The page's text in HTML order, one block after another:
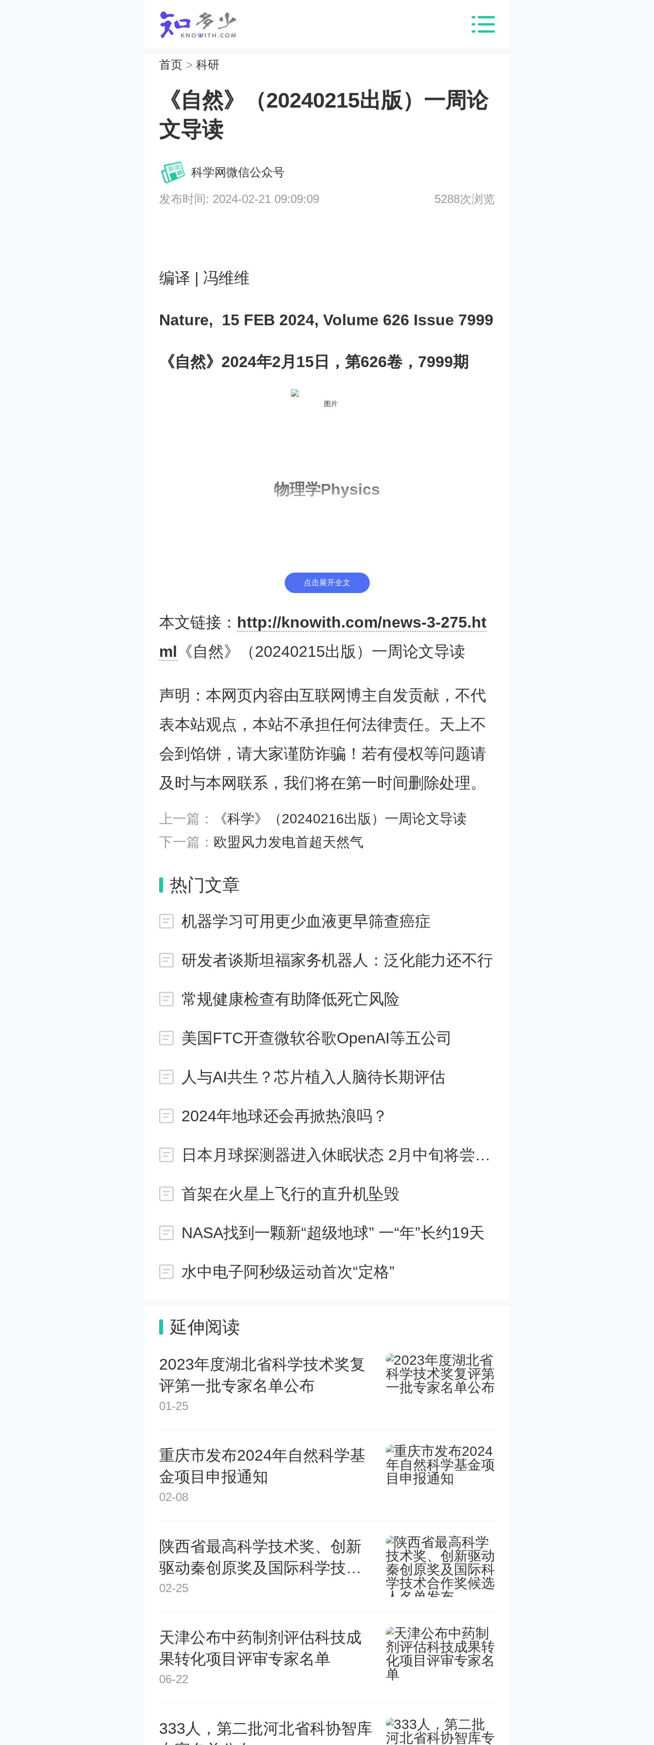
首页 > 科研
《自然》（20240215出版）一周论
文导读
科学网微信公众号
发布时间: 2024-02-21 09:09:09 5288次浏览
编译 | 冯维维
Nature, 15 FEB 2024, Volume 626 Issue 7999
《自然》2024年2月15日，第626卷，7999期
物理学Physics
▲ 作者：Chin-Ping Hu, Takuto Narita, Teruaki E
thew G. Baring, Wynn C. G. Ho, Sebastien Guill
ot, Paul S. Ray, Tolga Güver, Kaustubh Rajwad
e, Zaven Arzoumanian, Chryssa Kouveliotou, Ali
ce K. Harding & Keith C. Gendreau
▲ 链接：
https://www.nature.com/articles/s41586-023-07
磁星是具有极高磁场（约1014高斯）的中子星，
发、长期持续的通量增强和可变的旋转周期导
数。2020年，科学家从银河磁星SGR 1935+215
4探测到快速射电暴（FRB），类似于宇宙学毫秒
星之间长期存在的关联。
然而，快速射电暴在磁星中产生的机制仍不清
楚。研究者报告了在大约9小时的时间间隔内对S
GR 1935+2154的两个小故障的X射线观测，其中
每一个小故障都涉及到磁星自旋频率的显著增
加，这是迄今为止观测到的中子星旋转中最大的
突变之一。在这些小故障之间，磁星表现出一个
和爆发速率的增加和随后的下降。研究者假设，
强烈而短暂的磁层风提供了迅速减缓恒星旋转的
第一个小故障的触发因素将恒星的地壳与它的磁
层结合在一起，增强了各种X射线信号，并产生
暴。
▲ Abstract：
Magnetars are neutron stars with extremely hig
点击展开全文
本文链接： http://knowith.com/news-3-275.ht
ml 《自然》（20240215出版）一周论文导读
声明：本网页内容由互联网博主自发贡献，不代
表本站观点，本站不承担任何法律责任。天上不
会到馅饼，请大家谨防诈骗！若有侵权等问题请
及时与本网联系，我们将在第一时间删除处理。
上一篇：
《科学》（20240216出版）一周论文导读
下一篇： 欧盟风力发电首超天然气
热门文章
机器学习可用更少血液更早筛查癌症
研发者谈斯坦福家务机器人：泛化能力还不行
常规健康检查有助降低死亡风险
美国FTC开查微软谷歌OpenAI等五公司
人与AI共生？芯片植入人脑待长期评估
2024年地球还会再掀热浪吗？
日本月球探测器进入休眠状态 2月中旬将尝试重启
首架在火星上飞行的直升机坠毁
NASA找到一颗新“超级地球” 一“年”长约19天
水中电子阿秒级运动首次“定格”
延伸阅读
2023年度湖北省科学技术奖复
评第一批专家名单公布
01-25
重庆市发布2024年自然科学基
金项目申报通知
02-08
陕西省最高科学技术奖、创新
驱动秦创原奖及国际科学技术
合作奖候选人名单发布
02-25
天津公布中药制剂评估科技成
果转化项目评审专家名单
06-22
333人，第二批河北省科协智库